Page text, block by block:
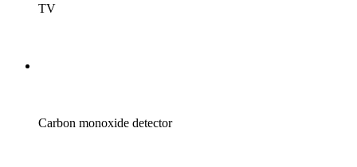
TV
Carbon monoxide detector